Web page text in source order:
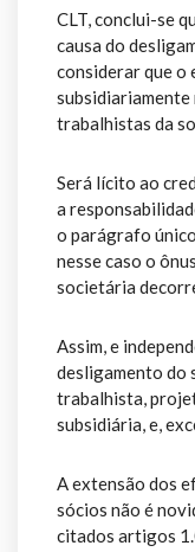
CLT, conclui-se
causa do
considerar que
subsidiariamente
trabalhistas da
Será lícito ao
a
o parágrafo
nesse caso o
societária
Assim, e
desligamento do
trabalhista,
subsidiária, e,
A extensão dos
sócios não é
citados artigos